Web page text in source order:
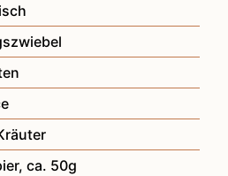
,ca. 50g